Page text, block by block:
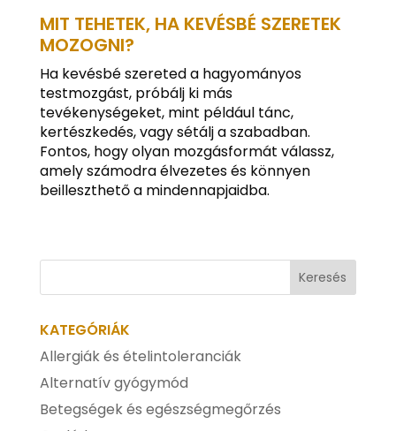
MIT TEHETEK, HA KEVÉSBÉ SZERETEK
MOZOGNI?
Ha kevésbé szereted a hagyományos
testmozgást, próbálj ki más
tevékenységeket, mint például tánc,
kertészkedés, vagy sétálj a szabadban.
Fontos, hogy olyan mozgásformát válassz,
amely számodra élvezetes és könnyen
beilleszthető a mindennapjaidba.
KATEGÓRIÁK
Allergiák és ételintoleranciák
Alternatív gyógymód
Betegségek és egészségmegőrzés